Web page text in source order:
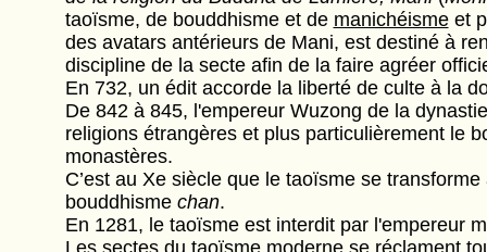
taoïsme, de bouddhisme et de manichéismeet
des avatars antérieurs de Mani, est destiné à
discipline de la secte afin de la faire agréer
En 732, un édit accorde la liberté de culte à la
De 842 à 845, l'empereur Wuzong de la
religions étrangères et plus particulièrement le
monastères.
C’est au Xe siècle que le taoïsme se
bouddhisme chan.
En 1281, le taoïsme est interdit par l'empereur
Les sectes du taoïsme moderne se réclament